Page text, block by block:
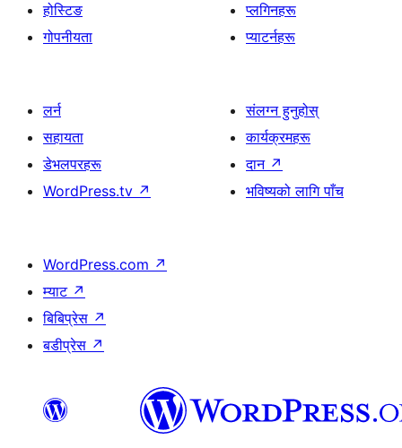
होस्टिङ
गोपनीयता
प्लगिनहरू
प्याटर्नहरू
लर्न
सहायता
डेभलपरहरू
WordPress.tv ↗
संलग्न हुनुहोस्
कार्यक्रमहरू
दान ↗
भविष्यको लागि पाँच
WordPress.com ↗
म्याट ↗
बिबिप्रेस ↗
बडीप्रेस ↗